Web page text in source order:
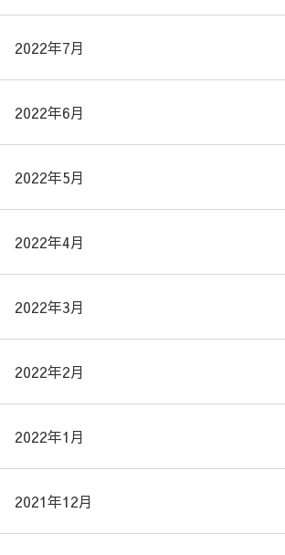
2022年7月
2022年6月
2022年5月
2022年4月
2022年3月
2022年2月
2022年1月
2021年12月